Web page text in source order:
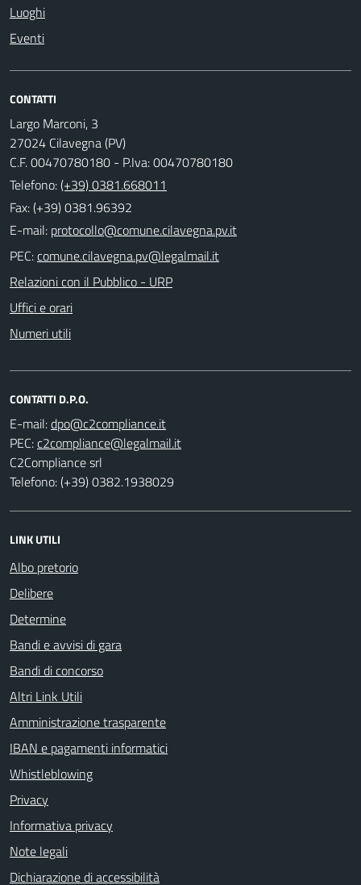
Luoghi
Eventi
CONTATTI
Largo Marconi, 3
27024 Cilavegna (PV)
C.F. 00470780180 - P.Iva: 00470780180
Telefono:(+39) 0381.668011
Fax: (+39) 0381.96392
E-mail:
PEC:
Relazioni con il Pubblico - URP
Uffici e orari
Numeri utili
CONTATTI D.P.O.
E-mail:
PEC:
C2Compliance srl
Telefono: (+39) 0382.1938029
LINK UTILI
Albo pretorio
Delibere
Determine
Bandi e avvisi di gara
Bandi di concorso
Altri Link Utili
Amministrazione trasparente
IBAN e pagamenti informatici
Whistleblowing
Privacy
Informativa privacy
Note legali
Dichiarazione di accessibilità